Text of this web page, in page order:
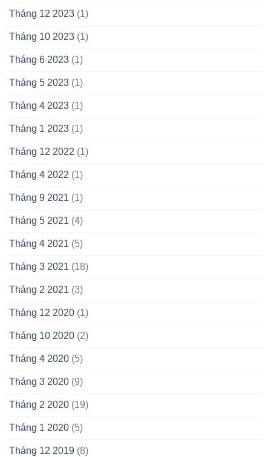
Tháng 12 2023 (1)
Tháng 10 2023 (1)
Tháng 6 2023 (1)
Tháng 5 2023 (1)
Tháng 4 2023 (1)
Tháng 1 2023 (1)
Tháng 12 2022 (1)
Tháng 4 2022 (1)
Tháng 9 2021 (1)
Tháng 5 2021 (4)
Tháng 4 2021 (5)
Tháng 3 2021 (18)
Tháng 2 2021 (3)
Tháng 12 2020 (1)
Tháng 10 2020 (2)
Tháng 4 2020 (5)
Tháng 3 2020 (9)
Tháng 2 2020 (19)
Tháng 1 2020 (5)
Tháng 12 2019 (8)